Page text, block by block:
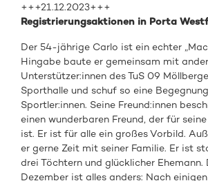
+++21.12.2023+++
Registrierungsaktionen in Porta
Der 54-jährige Carlo ist ein echter
Hingabe baute er gemeinsam mit
Unterstützer:innen des TuS 09
Sporthalle und schuf so eine
Sportler:innen. Seine Freund:innen
einen wunderbaren Freund, der für
ist. Er ist für alle ein großes Vorbild.
er gerne Zeit mit seiner Familie. Er ist
drei Töchtern und glücklicher
Dezember ist alles anders: Nach